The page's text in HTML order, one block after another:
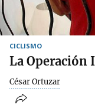
CICLISMO
La Operación
César Ortuzar